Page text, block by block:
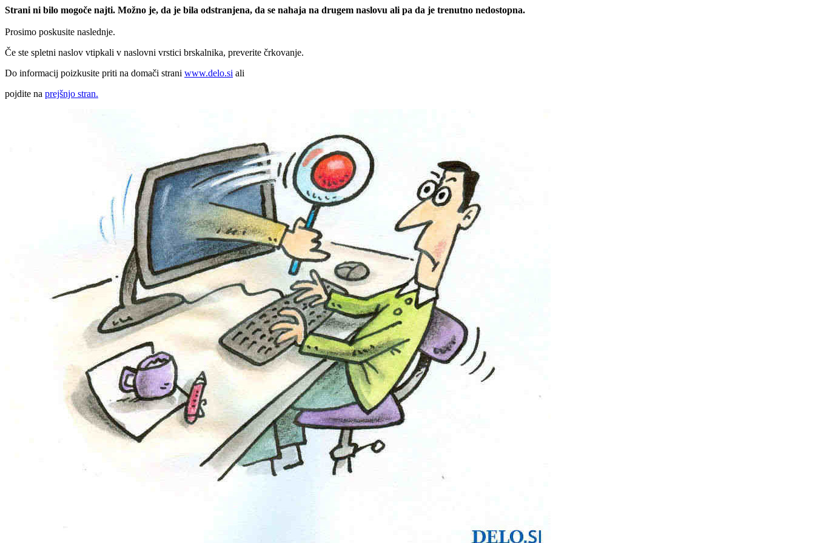
Strani ni bilo mogoče najti. Možno je, da je bila odstranjena, da se nahaja na drugem naslovu ali pa da je trenutno nedostopna.
Prosimo poskusite naslednje.
Če ste spletni naslov vtipkali v naslovni vrstici brskalnika, preverite črkovanje.
Do informacij poizkusite priti na domači strani www.delo.si ali
pojdite na prejšnjo stran.